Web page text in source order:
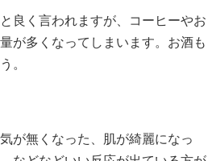
良く言われますが、コーヒーやお
が多くなってしまいます。お酒も
。
が無くなった、肌が綺麗になっ